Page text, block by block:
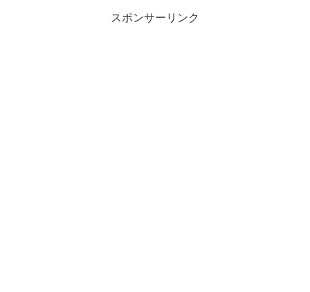
スポンサーリンク